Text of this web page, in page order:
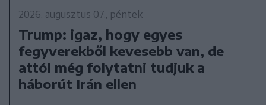
2026. augusztus 07., péntek
Trump: igaz, hogy egyes
fegyverekből kevesebb van, de
attól még folytatni tudjuk a
háborút Irán ellen